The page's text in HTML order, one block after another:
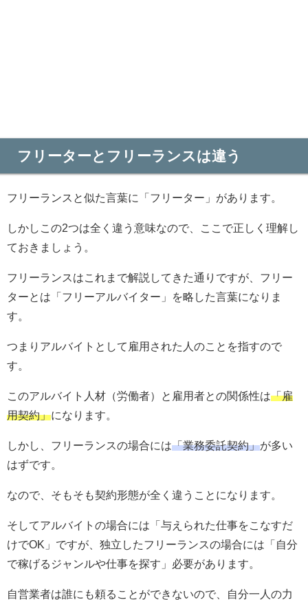
フリーターとフリーランスは違う
フリーランスと似た言葉に「フリーター」があります。
しかしこの2つは全く違う意味なので、ここで正しく理解し
ておきましょう。
フリーランスはこれまで解説してきた通りですが、フリー
ターとは「フリーアルバイター」を略した言葉になりま
す。
つまりアルバイトとして雇用された人のことを指すので
す。
このアルバイト人材（労働者）と雇用者との関係性は「雇
用契約」になります。
しかし、フリーランスの場合には「業務委託契約」が多い
はずです。
なので、そもそも契約形態が全く違うことになります。
そしてアルバイトの場合には「与えられた仕事をこなすだ
けでOK」ですが、独立したフリーランスの場合には「自分
で稼げるジャンルや仕事を探す」必要があります。
自営業者は誰にも頼ることができないので、自分一人の力